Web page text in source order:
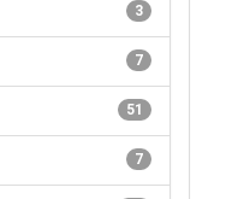
3
7
51
7